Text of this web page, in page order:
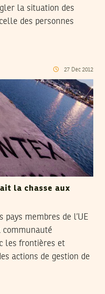
la situation des
des personnes
27 Dec 2012
la chasse aux
pays membres de l’UE
les frontières et
actions de gestion de